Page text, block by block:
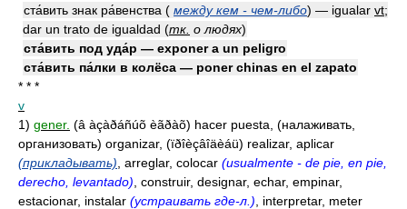
ста́вить знак ра́венства ( между кем - чем-либо) — igualar vt;
dar un trato de igualdad (тк. о людях)
ста́вить под уда́р — exponer a un peligro
ста́вить па́лки в колёса — poner chinas en el zapato
* * *
v
1) gener. (â àçàðáñúõ èãðàõ) hacer puesta, (налаживать,
организовать) organizar, (ïðîèçâîäèáü) realizar, aplicar
(прикладывать) , arreglar, colocar (usualmente - de pie, en pie,
derecho, levantado) , construir, designar, echar, empinar,
estacionar, instalar (устраивать где-л.) , interpretar, meter